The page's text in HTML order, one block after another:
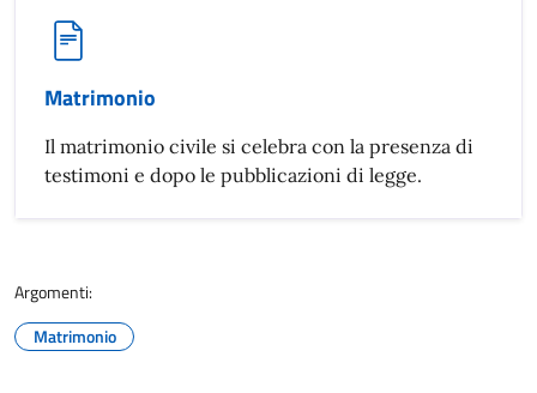
Matrimonio
Il matrimonio civile si celebra con la presenza di
testimoni e dopo le pubblicazioni di legge.
Argomenti:
Matrimonio